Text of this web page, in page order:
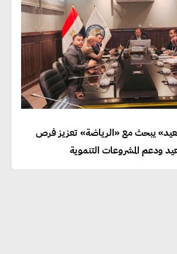
يبحث مع «الرياضة» تعزيز فرص
ودعم المشروعات التنموية